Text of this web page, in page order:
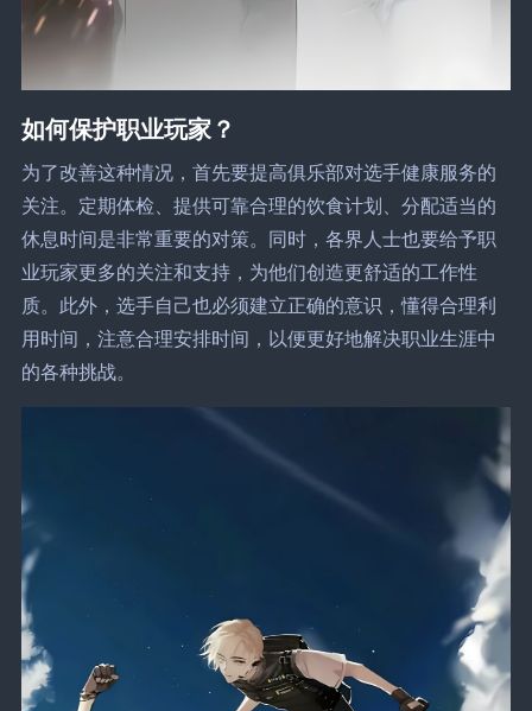
如何保护职业玩家？
为了改善这种情况，首先要提高俱乐部对选手健康服务的
关注。定期体检、提供可靠合理的饮食计划、分配适当的
休息时间是非常重要的对策。同时，各界人士也要给予职
业玩家更多的关注和支持，为他们创造更舒适的工作性
质。此外，选手自己也必须建立正确的意识，懂得合理利
用时间，注意合理安排时间，以便更好地解决职业生涯中
的各种挑战。